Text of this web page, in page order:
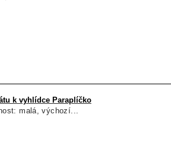
k vyhlídce Paraplíčko
malá, výchozí...